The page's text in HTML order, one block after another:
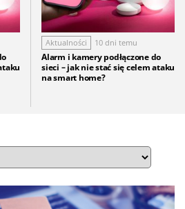
Aktualności 10 dni temu
Alarm i kamery podłączone do
sieci – jak nie stać się celem ataku
na smart home?